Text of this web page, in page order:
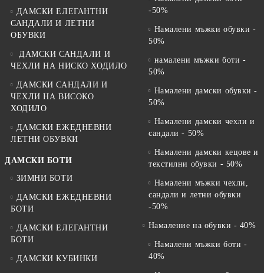
Неутралните цветове и изчистеният дизайн позволяват обувките
да се комбинират с повече дрехи и визии.
Защо да изберете Пещера Стил
Пещера Стил предлага модели, съобразени с реалните нужди на
Клиентите избират марката заради:
✔️ комфорт при носене;
✔️ модерни sport casual модели;
✔️ качествени материали;
✔️ стабилни конструкции;
✔️ отличен баланс между визия и практичност.
Често задавани въпроси
Какви мъжки спортни обувки са модерни
през 2026?
През 2026 се търсят минималистични sneakers, chunky подметки
Подходящи ли са спортните обувки за
ДАМСКИ ЕЛЕГАНТНИ
САНДАЛИ И ЛЕТНИ
ОБУВКИ
ДАМСКИ САНДАЛИ И
ЧЕХЛИ НА НИСКО ХОДИЛО
ДАМСКИ САНДАЛИ И
ЧЕХЛИ НА ВИСОКО
ХОДИЛО
ДАМСКИ ЕЖЕДНЕВНИ
ЛЕТНИ ОБУВКИ
ДАМСКИ БОТИ
ЗИМНИ БОТИ
ДАМСКИ ЕЖЕДНЕВНИ
БОТИ
ДАМСКИ ЕЛЕГАНТНИ
БОТИ
ДАМСКИ КУБИНКИ
-50%
Намалени мъжки обувки -
50%
намалени мъжки боти -
50%
Намалени дамски обувки -
50%
Намалени дамски чехли и
сандали - 50%
Намалени дамски кецове и
текстилни обувки - 50%
Намалени мъжки чехли,
сандали и летни обувки
-50%
Намаление на обувки - 40%
Намалени мъжки боти -
40%